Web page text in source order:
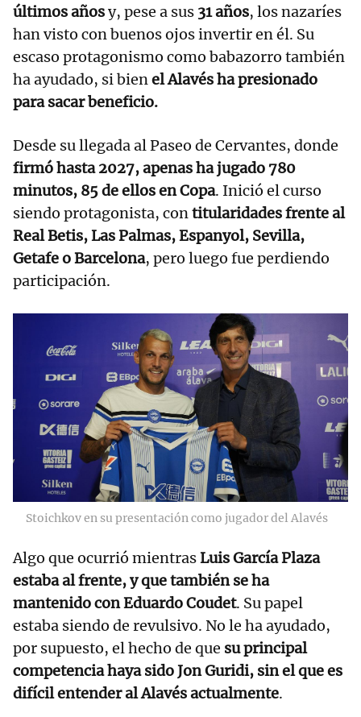
últimos añosy, pese a sus 31 años, los nazaríes
han visto con buenos ojos invertir en él. Su
escaso protagonismo como babazorro también
ha ayudado, si bienel Alavés ha presionado
para sacar beneficio.
Desde su llegada al Paseo de Cervantes, donde
firmó hasta 2027, apenas ha jugado 780
minutos, 85 de ellos en Copa. Inició el curso
siendo protagonista, contitularidades frente al
Real Betis, Las Palmas, Espanyol, Sevilla,
Getafe o Barcelona, pero luego fue perdiendo
participación.
Stoichkov en su presentación como jugador del Alavés
Algo que ocurrió mientrasLuis García Plaza
estaba al frente, y que también se ha
mantenido con Eduardo Coudet. Su papel
estaba siendo de revulsivo. No le ha ayudado,
por supuesto, el hecho de que su principal
competencia haya sido Jon Guridi, sin el que es
difícil entender al Alavés actualmente.